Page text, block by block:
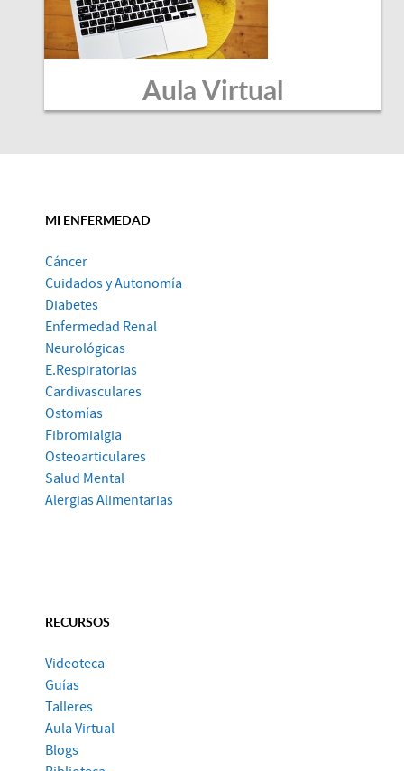
Aula Virtual
MI ENFERMEDAD
Cáncer
Cuidados y Autonomía
Diabetes
Enfermedad Renal
Neurológicas
E.Respiratorias
Cardivasculares
Ostomías
Fibromialgia
Osteoarticulares
Salud Mental
Alergias Alimentarias
RECURSOS
Videoteca
Guías
Talleres
Aula Virtual
Blogs